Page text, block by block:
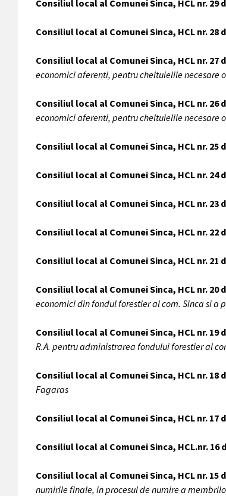
Consiliul local al Comunei Sinca, HCL nr. 29
Consiliul local al Comunei Sinca, HCL nr. 28
Consiliul local al Comunei Sinca, HCL nr. 27
economici aferenti, pentru cheltuielile necesare
Consiliul local al Comunei Sinca, HCL nr. 26
economici aferenti, pentru cheltuielile necesare
Consiliul local al Comunei Sinca, HCL nr. 25
Consiliul local al Comunei Sinca, HCL nr. 24
Consiliul local al Comunei Sinca, HCL nr. 23
Consiliul local al Comunei Sinca, HCL nr. 22
Consiliul local al Comunei Sinca, HCL nr. 21
Consiliul local al Comunei Sinca, HCL nr. 20
economici din fondul forestier al com. Sinca si
Consiliul local al Comunei Sinca, HCL nr. 19
R.A. pentru administrarea fondului forestier al
Consiliul local al Comunei Sinca, HCL nr. 18
Fagaras
Consiliul local al Comunei Sinca, HCL nr. 17
Consiliul local al Comunei Sinca, HCL.nr. 16
Consiliul local al Comunei Sinca, HCL nr. 15
numirile finale, in procesul de numire a